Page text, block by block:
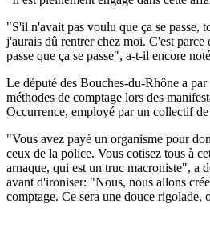
"S'il n'avait pas voulu que ça se passe,
j'aurais dû rentrer chez moi. C'est
passe que ça se passe", a-t-il encore
Le député des Bouches-du-Rhône a
méthodes de comptage lors des
Occurrence, employé par un collectif
"Vous avez payé un organisme pour
ceux de la police. Vous cotisez tous à
arnaque, qui est un truc macroniste", a
avant d'ironiser: "Nous, nous allons
comptage. Ce sera une douce rigolade,